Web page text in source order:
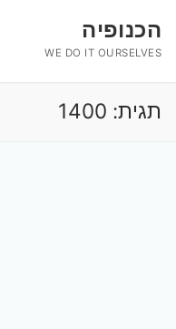
לתוכןהכנופיה
WE DO IT OURSELVES
תגית: 1400